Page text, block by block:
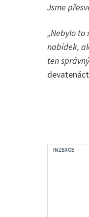
Jsme
„Nebylo to
nabídek,
ten
INZERCE